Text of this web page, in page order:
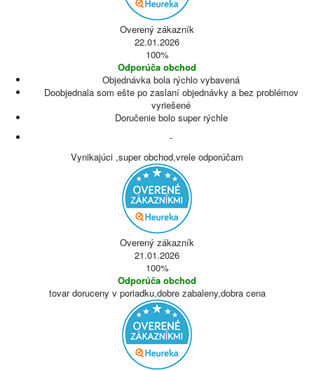
Overený zákazník
22.01.2026
100%
Odporúča obchod
Objednávka bola rýchlo vybavená
Doobjednala som ešte po zaslaní objednávky a bez problémov
vyriešené
Doručenie bolo super rýchle
-
Vynikajúci ,super obchod,vrele odporúčam
Overený zákazník
21.01.2026
100%
Odporúča obchod
tovar doruceny v poriadku,dobre zabaleny,dobra cena